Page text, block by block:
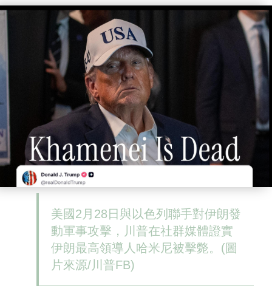
美國2月28日與以色列聯手對伊朗發
動軍事攻擊，川普在社群媒體證實
伊朗最高領導人哈米尼被擊斃。(圖
片來源/川普FB)